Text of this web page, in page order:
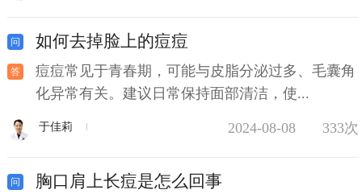
如何去掉脸上的痘痘
痘痘常见于青春期，可能与皮脂分泌过多、毛囊角
化异常有关。建议日常保持面部清洁，使...
于佳莉 2024-08-08 333次
胸口肩上长痘是怎么回事